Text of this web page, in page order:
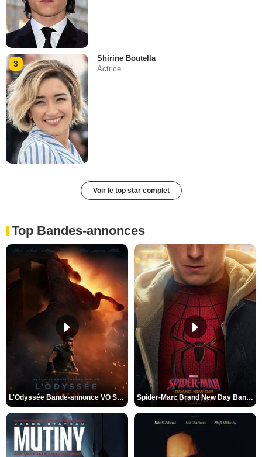
3
Shirine Boutella
Actrice
Voir le top star complet
Top Bandes-annonces
L'Odyssée Bande-annonce VO STFR Spider-Man: Brand New Day Bande-annonce VO STFR